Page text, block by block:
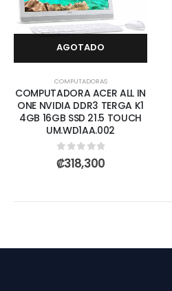
AGOTADO
COMPUTADORAS
COMPUTADORA ACER ALL IN
ONE NVIDIA DDR3 TERGA K1
4GB 16GB SSD 21.5 TOUCH
UM.WD1AA.002
0out of 5
₡318,300